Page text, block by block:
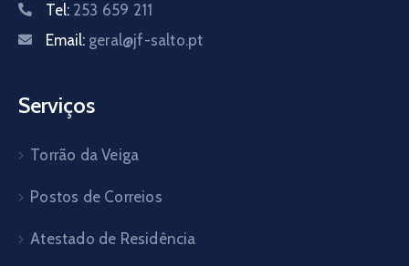
Tel: 253 659 211
Email: geral@jf-salto.pt
Serviços
Torrão da Veiga
Postos de Correios
Atestado de Residência